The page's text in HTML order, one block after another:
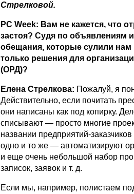
Стрелковой.
PC Week: Вам не кажется, что
застоя? Судя по объявлениям
обещания, которые сулили нам
только решения для
(ОРД)?
Eлена Стрелкова: Пожалуй, я
Действительно, если почитать
они написаны как под копирку.
списывают — просто многие
названии предприятий-
одно и то же — автоматизируют
и еще очень небольшой набор
записок, заявок и т. д.
Если мы, например, полистаем